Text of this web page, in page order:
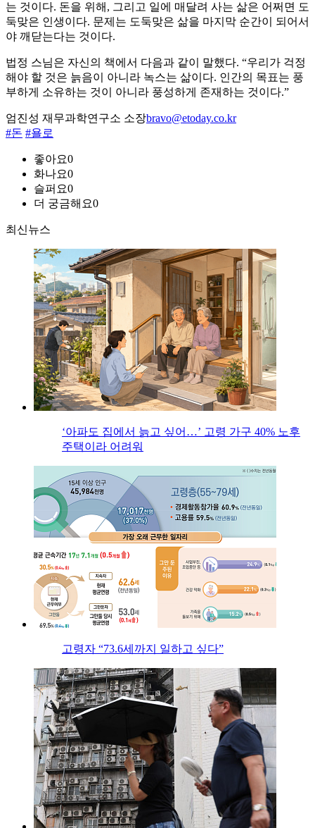
는 것이다. 돈을 위해, 그리고 일에 매달려 사는 삶은 어쩌면 도
둑맞은 인생이다. 문제는 도둑맞은 삶을 마지막 순간이 되어서
야 깨닫는다는 것이다.
법정 스님은 자신의 책에서 다음과 같이 말했다. “우리가 걱정
해야 할 것은 늙음이 아니라 녹스는 삶이다. 인간의 목표는 풍
부하게 소유하는 것이 아니라 풍성하게 존재하는 것이다.”
엄진성 재무과학연구소 소장bravo@etoday.co.kr
#돈 #욜로
좋아요0
화나요0
슬퍼요0
더 궁금해요0
최신뉴스
‘아파도 집에서 늙고 싶어…’ 고령 가구 40% 노후
주택이라 어려워
고령자 “73.6세까지 일하고 싶다”